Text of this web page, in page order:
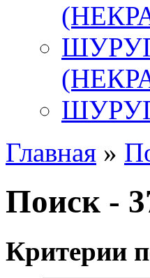
Главная »
Поиск -
Критерии